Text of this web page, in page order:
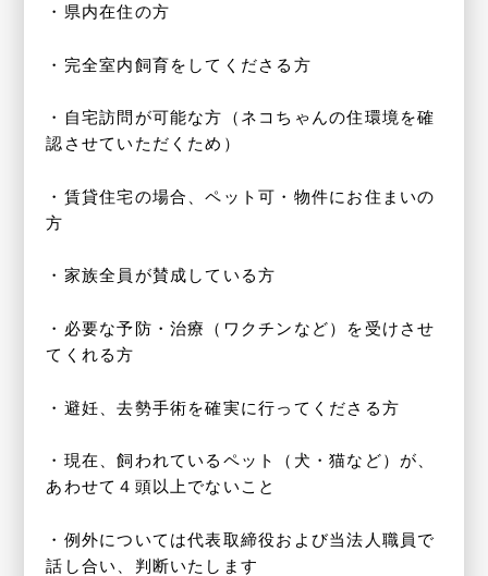
・県内在住の方
・完全室内飼育をしてくださる方
・自宅訪問が可能な方（ネコちゃんの住環境を確
認させていただくため）
・賃貸住宅の場合、ペット可・物件にお住まいの
方
・家族全員が賛成している方
・必要な予防・治療（ワクチンなど）を受けさせ
てくれる方
・避妊、去勢手術を確実に行ってくださる方
・現在、飼われているペット（犬・猫など）が、
あわせて４頭以上でないこと
・例外については代表取締役および当法人職員で
話し合い、判断いたします